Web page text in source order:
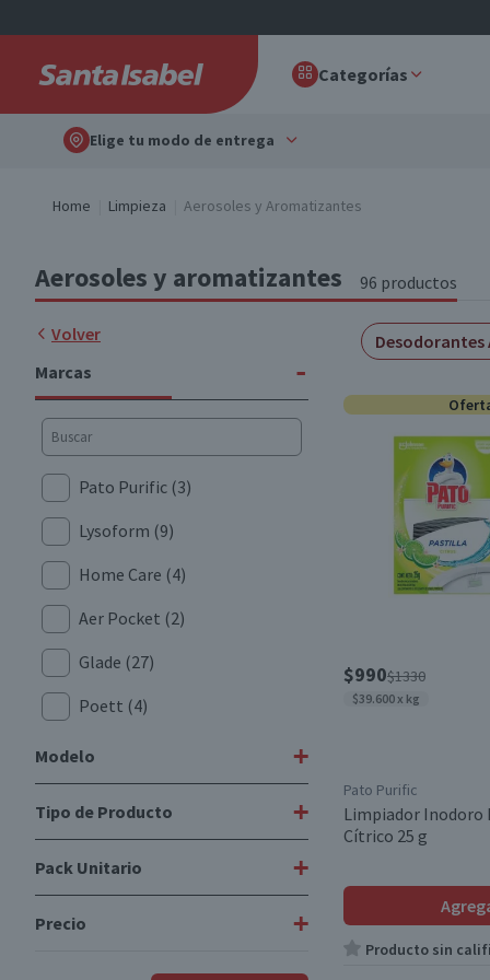
Categorías
Elige tu modo de entrega
Home Limpieza Aerosoles y Aromatizantes
Aerosoles y aromatizantes 96 productos
Volver
Marcas
-
Pato Purific (3)
Lysoform (9)
Home Care (4)
Aer Pocket (2)
Glade (27)
Poett (4)
Air Wick
Igenix(4)
Arom (8)
Lysol
Modelo +
Cargo(1)
Curto
(1)
Expert(2)
Tipo de Producto +
Limpiador de Inodoro
Pack Unitario +
Unitario
Precio +
Desodorantes
$990$1330
$39.600 x kg
Pato Purific
Limpiador Inodoro
Cítrico 25 g
Producto sin